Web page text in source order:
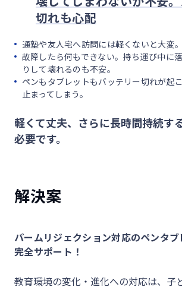
切れも心配
通塾や友人宅へ訪問には軽くないと大変。
故障したら何もできない。持ち運び中に
りして壊れるのも不安。
ペンもタブレットもバッテリー切れが起
止まってしまう。
軽くて丈夫、さらに長時間持続す
必要です。
解決案
パームリジェクション対応のペンタ
完全サポート！
教育環境の変化・進化への対応は、子